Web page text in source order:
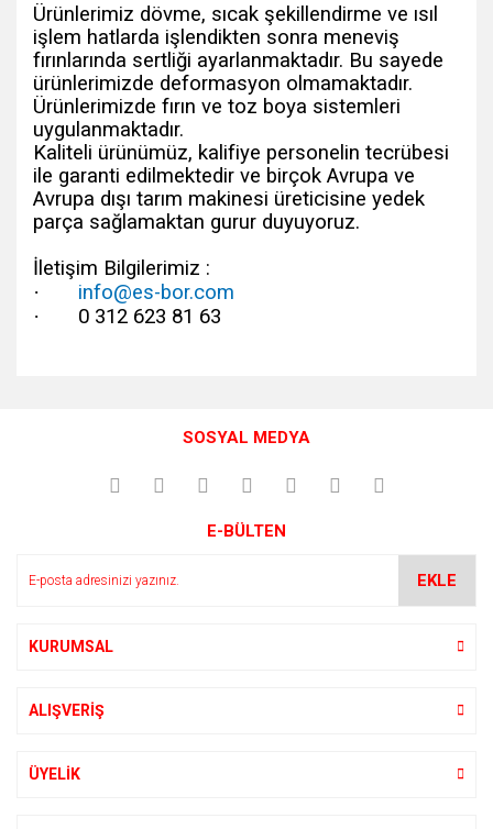
Ürünlerimiz dövme, sıcak şekillendirme ve ısıl
işlem hatlarda işlendikten sonra meneviş
fırınlarında sertliği ayarlanmaktadır. Bu sayede
ürünlerimizde deformasyon olmamaktadır.
Ürünlerimizde fırın ve toz boya sistemleri
uygulanmaktadır.
Kaliteli ürünümüz, kalifiye personelin tecrübesi
ile garanti edilmektedir ve birçok Avrupa ve
Avrupa dışı tarım makinesi üreticisine yedek
parça sağlamaktan gurur duyuyoruz.
İletişim Bilgilerimiz :
· info@es-bor.com
· 0 312 623 81 63
Yorum Yaz
Görüş ve önerileriniz için teşekkür ederiz.
Ürün açıklamasında eksik bilgiler bulunuyor.
SOSYAL MEDYA
E-BÜLTEN
EKLE
KURUMSAL
ALIŞVERİŞ
ÜYELİK